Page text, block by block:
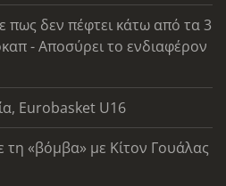
πως δεν πέφτει κάτω από τα 3
- Αποσύρει το ενδιαφέρον
Eurobasket U16
τη «βόμβα» με Κίτον Γουάλας